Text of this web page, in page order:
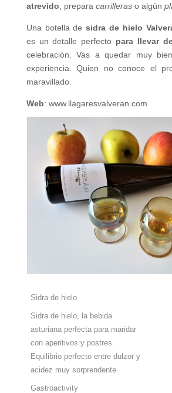
atrevido , prepara carrilleraso algún
Una botella desidra de hielo
es un detalle perfecto para llevar
celebración. Vas a quedar muy
experiencia. Quien no conoce el
maravillado.
Web: www.llagaresvalveran.com
Sidra de hielo
Sidra de hielo, la bebida
asturiana perfecta para maridar
con aperitivos y postres.
Equilibrio perfecto entre dulzor y
acidez muy sorprendente
Gastroactivity